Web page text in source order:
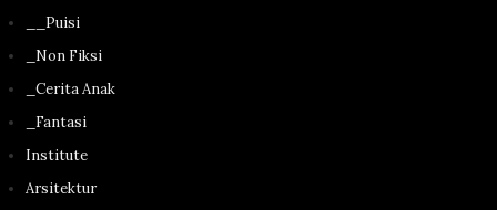
__Puisi
_Non Fiksi
_Cerita Anak
_Fantasi
Institute
Arsitektur